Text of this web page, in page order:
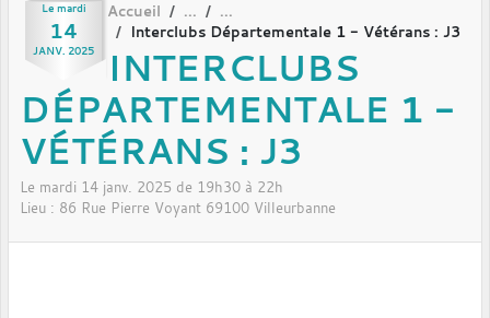
Le mardi
14
JANV. 2025
Accueil
Interclubs Départementale 1 - Vétérans : J3
INTERCLUBS
DÉPARTEMENTALE 1 -
VÉTÉRANS : J3
Le mardi 14 janv. 2025 de 19h30 à 22h
Lieu : 86 Rue Pierre Voyant 69100 Villeurbanne